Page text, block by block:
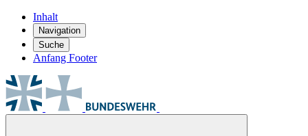
Inhalt
Navigation
Suche
Anfang Footer